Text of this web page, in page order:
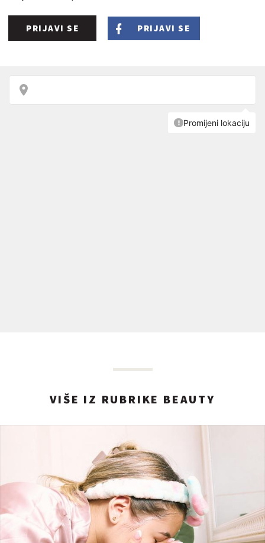
PRIJAVI SE PRIJAVI SE
VIŠE IZ RUBRIKE BEAUTY